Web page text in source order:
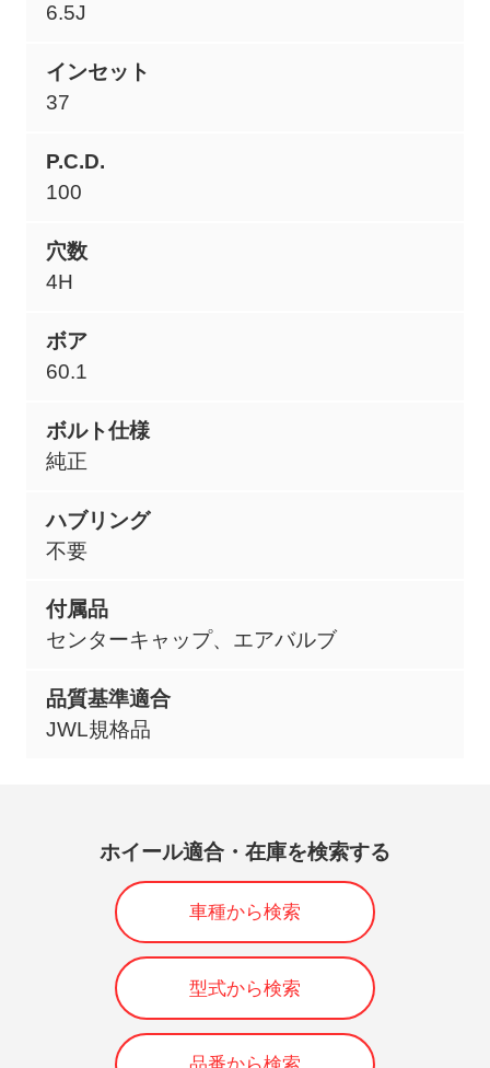
6.5J
インセット
37
P.C.D.
100
穴数
4H
ボア
60.1
ボルト仕様
純正
ハブリング
不要
付属品
センターキャップ、エアバルブ
品質基準適合
JWL規格品
ホイール適合・在庫を検索する
車種から検索
型式から検索